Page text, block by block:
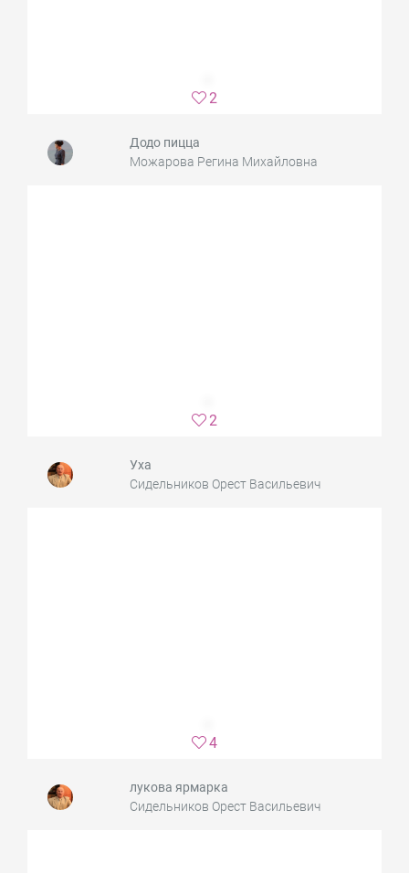
2
Додо пицца
Можарова Регина Михайловна
2
Уха
Сидельников Орест Васильевич
4
лукова ярмарка
Сидельников Орест Васильевич